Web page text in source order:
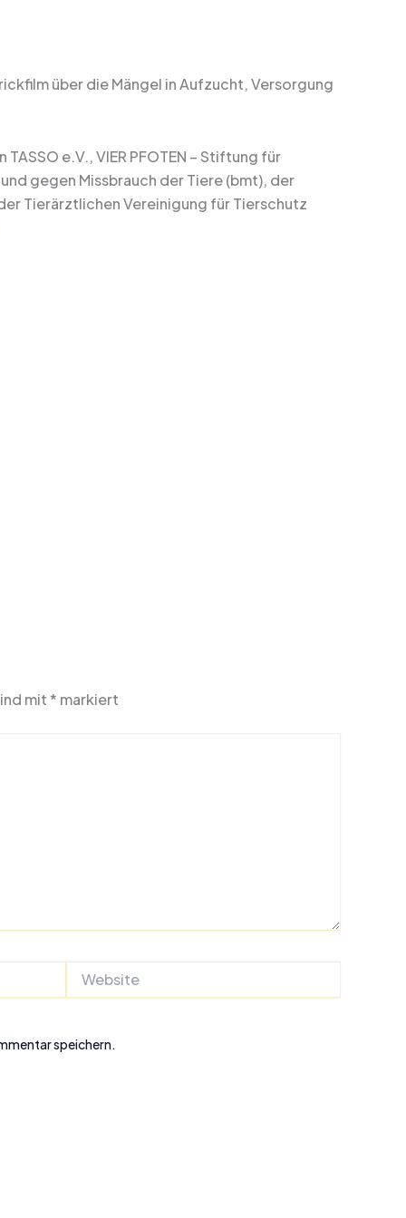
über die Mängel in Aufzucht, Versorgung
e.V., VIER PFOTEN – Stiftung für
gegen Missbrauch der Tiere (bmt), der
Tierärztlichen Vereinigung für Tierschutz
mit* markiert
speichern.